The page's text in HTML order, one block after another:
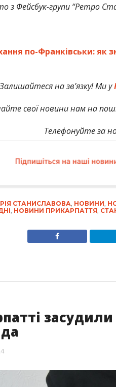
з Фейсбук-групи “Ретро
по-Франківськи: як
Залишайтеся на зв’язку! Ми у
свої новини нам на
Телефонуйте за
СТАНИСЛАВОВА, НОВИНИ,
, НОВИНИ ПРИКАРПАТТЯ,